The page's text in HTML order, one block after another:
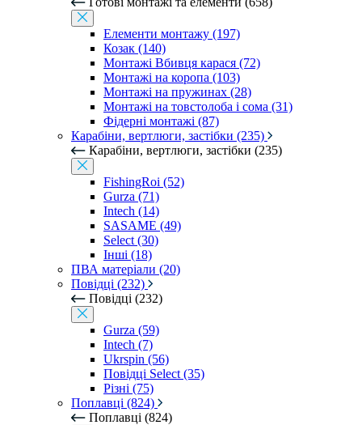
Елементи монтажу (197)
Козак (140)
Монтажі Вбивця карася (72)
Монтажі на коропа (103)
Монтажі на пружинах (28)
Монтажі на товстолоба і сома (31)
Фідерні монтажі (87)
Карабіни, вертлюги, застібки (235)
Карабіни, вертлюги, застібки (235)
FishingRoi (52)
Gurza (71)
Intech (14)
SASAME (49)
Select (30)
Інші (18)
ПВА матеріали (20)
Повідці (232)
Повідці (232)
Gurza (59)
Intech (7)
Ukrspin (56)
Повідці Select (35)
Різні (75)
Поплавці (824)
Поплавці (824)